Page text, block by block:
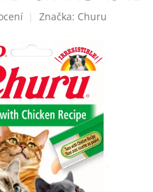
Značka: Churu